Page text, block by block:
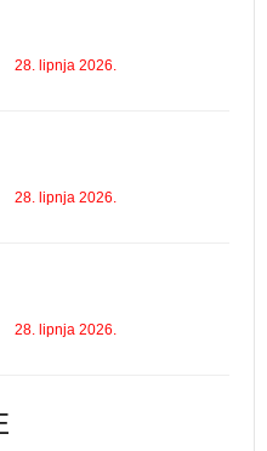
28. lipnja 2026.
28. lipnja 2026.
28. lipnja 2026.